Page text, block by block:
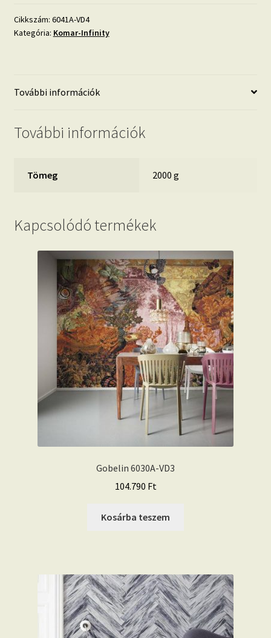
mennyiség
Cikkszám: 6041A-VD4
Kategória: Komar-Infinity
További információk
További információk
Tömeg 2000 g
Kapcsolódó termékek
Gobelin 6030A-VD3
104.790 Ft
Kosárba teszem